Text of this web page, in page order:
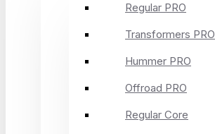
Regular PRO
Transformers PRO
Hummer PRO
Offroad PRO
Regular Core